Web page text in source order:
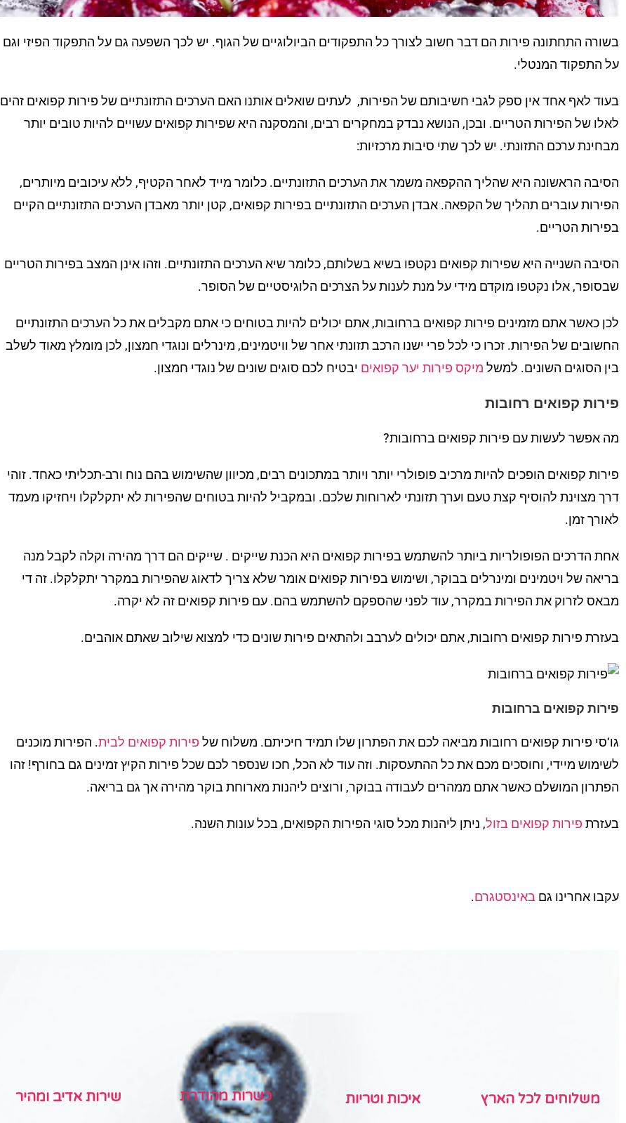
בשורה התחתונה פירות הם דבר חשוב לצורך כל התפקודים הביולוגיים של הגוף. יש לכך השפעה גם על התפקוד הפיזי וגם
על התפקוד המנטלי.
בעוד לאף אחד אין ספק לגבי חשיבותם של הפירות, לעתים שואלים אותנו האם הערכים התזונתיים של פירות קפואים זהים
לאלו של הפירות הטריים. ובכן, הנושא נבדק במחקרים רבים, והמסקנה היא שפירות קפואים עשויים להיות טובים יותר
מבחינת ערכם התזונתי. יש לכך שתי סיבות מרכזיות:
הסיבה הראשונה היא שהליך ההקפאה משמר את הערכים התזונתיים. כלומר מייד לאחר הקטיף, ללא עיכובים מיותרים,
הפירות עוברים תהליך של הקפאה. אבדן הערכים התזונתיים בפירות קפואים, קטן יותר מאבדן הערכים התזונתיים הקיים
בפירות הטריים.
הסיבה השנייה היא שפירות קפואים נקטפו בשיא בשלותם, כלומר שיא הערכים התזונתיים. וזהו אינן המצב בפירות הטריים
שבסופר, אלו נקטפו מוקדם מידי על מנת לענות על הצרכים הלוגיסטיים של הסופר.
לכן כאשר אתם מזמינים פירות קפואים ברחובות, אתם יכולים להיות בטוחים כי אתם מקבלים את כל הערכים התזונתיים
החשובים של הפירות. זכרו כי לכל פרי ישנו הרכב תזונתי אחר של וויטמינים, מינרלים ונוגדי חמצון, לכן מומלץ מאוד לשלב
בין הסוגים השונים. למשל מיקס פירות יער קפואים יבטיח לכם סוגים שונים של נוגדי חמצון.
פירות קפואים רחובות
מה אפשר לעשות עם פירות קפואים ברחובות?
פירות קפואים הופכים להיות מרכיב פופולרי יותר ויותר במתכונים רבים, מכיוון שהשימוש בהם נוח ורב-תכליתי כאחד. זוהי
דרך מצוינת להוסיף קצת טעם וערך תזונתי לארוחות שלכם. ובמקביל להיות בטוחים שהפירות לא יתקלקלו ויחזיקו מעמד
לאורך זמן.
אחת הדרכים הפופולריות ביותר להשתמש בפירות קפואים היא הכנת שייקים . שייקים הם דרך מהירה וקלה לקבל מנה
בריאה של ויטמינים ומינרלים בבוקר, ושימוש בפירות קפואים אומר שלא צריך לדאוג שהפירות במקרר יתקלקלו. זה די
מבאס לזרוק את הפירות במקרר, עוד לפני שהספקם להשתמש בהם. עם פירות קפואים זה לא יקרה.
בעזרת פירות קפואים רחובות, אתם יכולים לערבב ולהתאים פירות שונים כדי למצוא שילוב שאתם אוהבים.
פירות קפואים ברחובות
גו‘סי פירות קפואים רחובות מביאה לכם את הפתרון שלו תמיד חיכיתם. משלוח של פירות קפואים לבית. הפירות מוכנים
לשימוש מיידי, וחוסכים מכם את כל ההתעסקות. וזה עוד לא הכל, חכו שנספר לכם שכל פירות הקיץ זמינים גם בחורף! זהו
הפתרון המושלם כאשר אתם ממהרים לעבודה בבוקר, ורוצים ליהנות מארוחת בוקר מהירה אך גם בריאה.
בעזרת פירות קפואים בזול, ניתן ליהנות מכל סוגי הפירות הקפואים, בכל עונות השנה.
עקבו אחרינו גם באינסטגרם.
משלוחים לכל הארץ איכות וטריות כשרות מהודרת שירות אדיב ומהיר